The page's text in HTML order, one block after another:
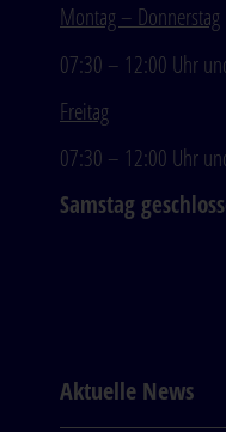
Montag – Donnerstag
07:30 – 12:00 Uhr
Freitag
07:30 – 12:00 Uhr
Samstag
Aktuelle News